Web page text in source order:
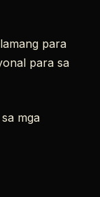
para
para sa
mga